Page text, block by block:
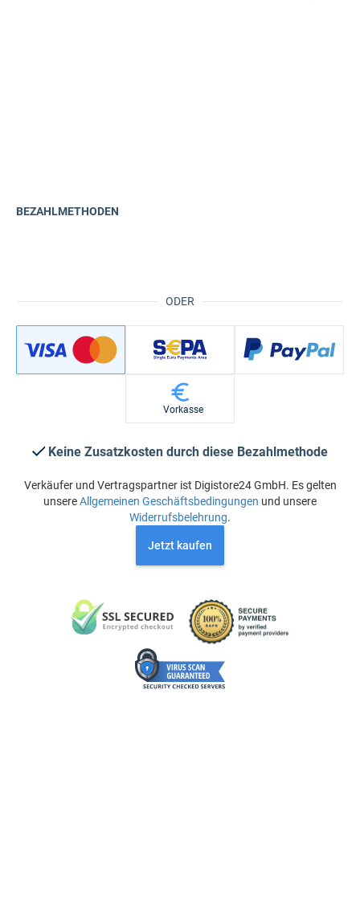
ODER
BEZAHLMETHODEN
Vorkasse
Keine Zusatzkosten durch diese Bezahlmethode
Verkäufer und Vertragspartner ist Digistore24 GmbH. Es gelten
unsereAllgemeinen Geschäftsbedingungen und unsere
Widerrufsbelehrung.
Jetzt kaufen